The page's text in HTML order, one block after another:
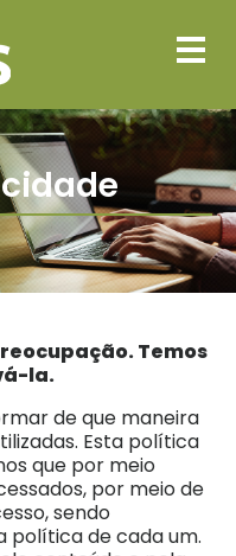
Temos
la.
de que maneira
Esta política
que por meio
por meio de
sendo
política de cada um.